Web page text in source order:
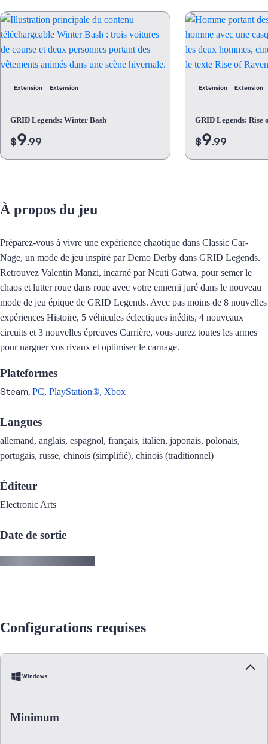
Extension Extension
GRID Legends: Winter Bash
$9.99
Extension Extension
GRID Legends: Rise
$9.99
À propos du jeu
Préparez-vous à vivre une expérience chaotique dans Classic Car-
Nage, un mode de jeu inspiré par Demo Derby dans GRID Legends.
Retrouvez Valentin Manzi, incarné par Ncuti Gatwa, pour semer le
chaos et lutter roue dans roue avec votre ennemi juré dans le nouveau
mode de jeu épique de GRID Legends. Avec pas moins de 8 nouvelles
expériences Histoire, 5 véhicules éclectiques inédits, 4 nouveaux
circuits et 3 nouvelles épreuves Carrière, vous aurez toutes les armes
pour narguer vos rivaux et optimiser le carnage.
Plateformes
Steam, PC, PlayStation®, Xbox
Langues
allemand, anglais, espagnol, français, italien, japonais, polonais,
portugais, russe, chinois (simplifié), chinois (traditionnel)
Éditeur
Electronic Arts
Date de sortie
Configurations requises
Windows
Minimum